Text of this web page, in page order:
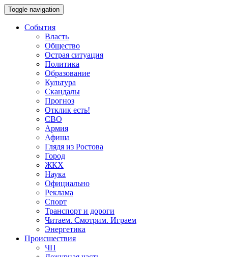
Toggle navigation
События
Власть
Общество
Острая ситуация
Политика
Образование
Культура
Скандалы
Прогноз
Отклик есть!
СВО
Армия
Афиша
Глядя из Ростова
Город
ЖКХ
Наука
Официально
Реклама
Спорт
Транспорт и дороги
Читаем. Смотрим. Играем
Энергетика
Происшествия
ЧП